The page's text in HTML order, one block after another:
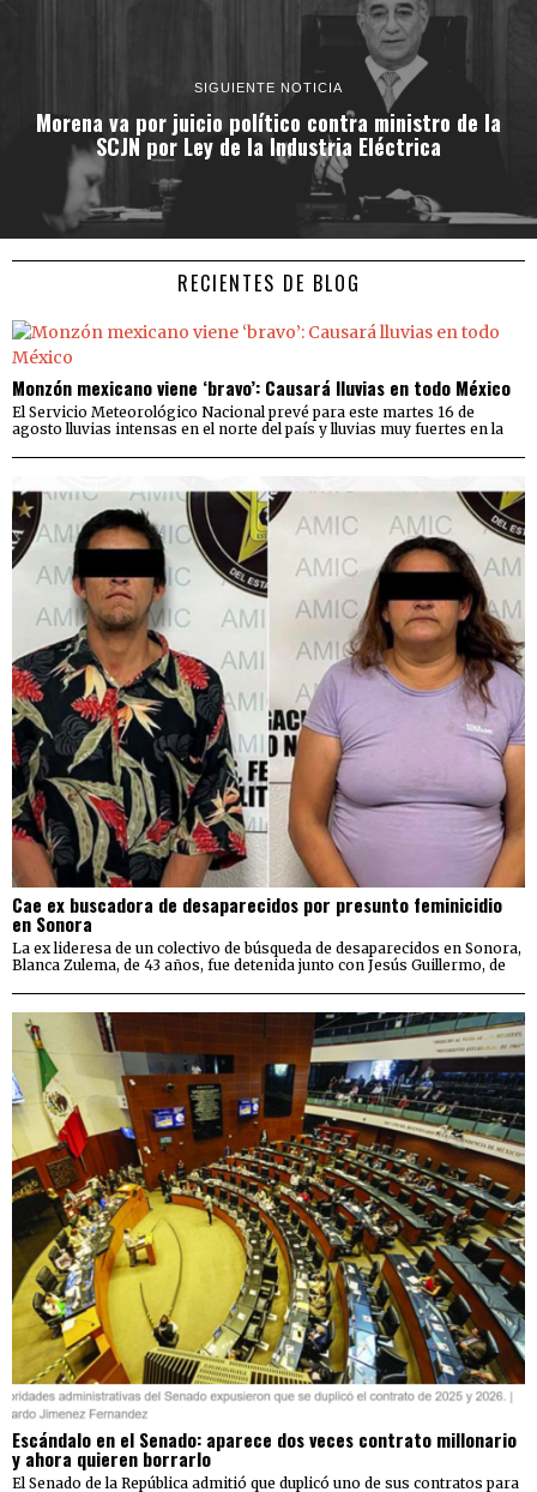
SIGUIENTE NOTICIA
Morena va por juicio político contra ministro de la
SCJN por Ley de la Industria Eléctrica
RECIENTES DE BLOG
Monzón mexicano viene ‘bravo’: Causará lluvias en todo México
El Servicio Meteorológico Nacional prevé para este martes 16 de
agosto lluvias intensas en el norte del país y lluvias muy fuertes en la
Cae ex buscadora de desaparecidos por presunto feminicidio
en Sonora
La ex lideresa de un colectivo de búsqueda de desaparecidos en Sonora,
Blanca Zulema, de 43 años, fue detenida junto con Jesús Guillermo, de
Escándalo en el Senado: aparece dos veces contrato millonario
y ahora quieren borrarlo
El Senado de la República admitió que duplicó uno de sus contratos para